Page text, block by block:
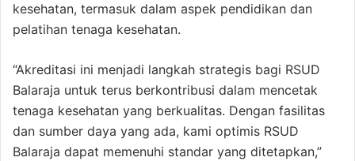
kesehatan, termasuk dalam aspek pendidikan dan
pelatihan tenaga kesehatan.
“Akreditasi ini menjadi langkah strategis bagi RSUD
Balaraja untuk terus berkontribusi dalam mencetak
tenaga kesehatan yang berkualitas. Dengan fasilitas
dan sumber daya yang ada, kami optimis RSUD
Balaraja dapat memenuhi standar yang ditetapkan,”